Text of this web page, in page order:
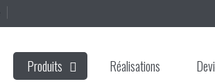
Produits Réalisations